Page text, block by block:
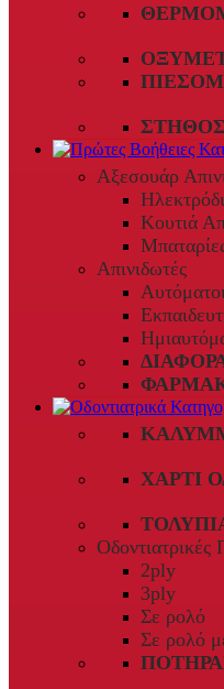
Αξεσουάρ
Κουτιά
Απινιδωτές
ΧΑΡΤΊ
Οδοντιατρικές
2ply
3ply
Σε ρολό
Σε ρολό